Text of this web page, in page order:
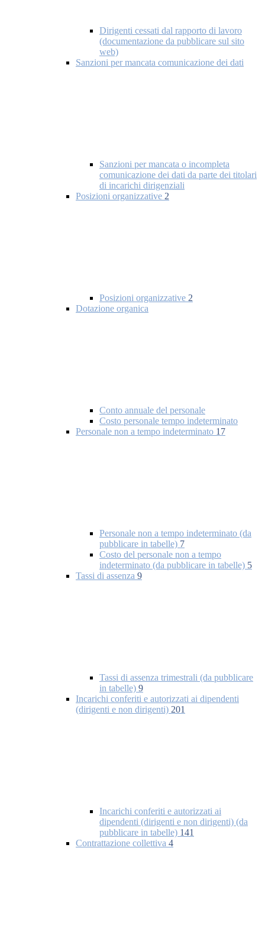
Dirigenti cessati dal rapporto di lavoro
(documentazione da pubblicare sul sito
web)
Sanzioni per mancata comunicazione dei dati
Sanzioni per mancata o incompleta
comunicazione dei dati da parte dei titolari
di incarichi dirigenziali
Posizioni organizzative 2
Posizioni organizzative 2
Dotazione organica
Conto annuale del personale
Costo personale tempo indeterminato
Personale non a tempo indeterminato 17
Personale non a tempo indeterminato (da
pubblicare in tabelle) 7
Costo del personale non a tempo
indeterminato (da pubblicare in tabelle) 5
Tassi di assenza 9
Tassi di assenza trimestrali (da pubblicare
in tabelle) 9
Incarichi conferiti e autorizzati ai dipendenti
(dirigenti e non dirigenti) 201
Incarichi conferiti e autorizzati ai
dipendenti (dirigenti e non dirigenti) (da
pubblicare in tabelle) 141
Contrattazione collettiva 4